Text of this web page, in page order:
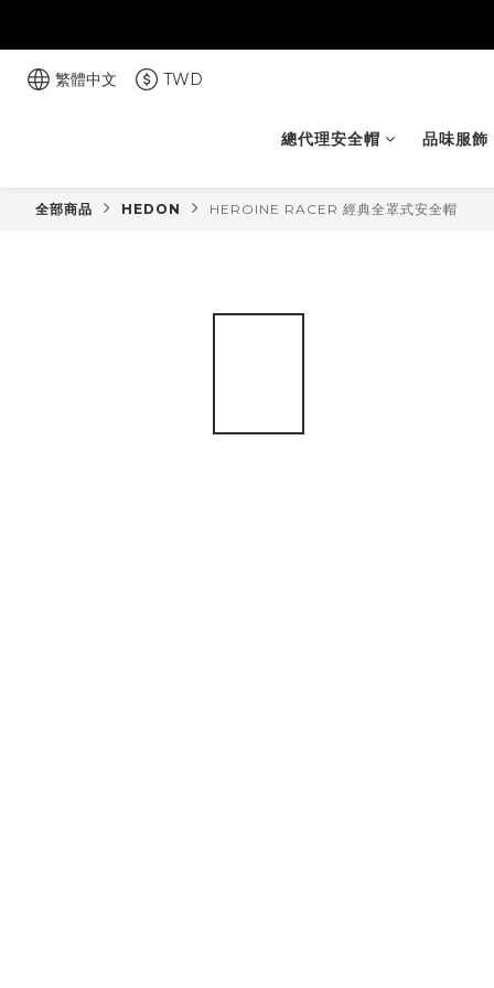
繁體中文 TWD
總代理安全帽 品味服飾
全部商品 HEDON HEROINE RACER 經典全罩式安全帽